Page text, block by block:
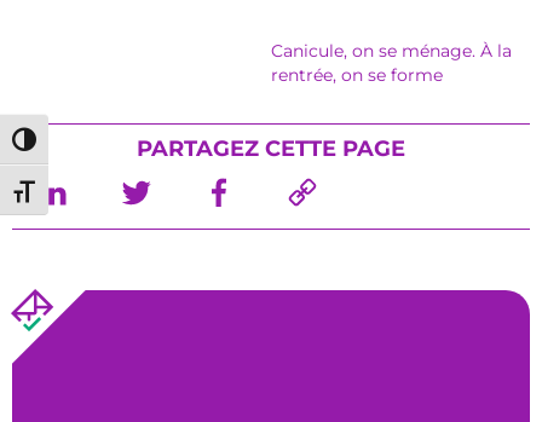
Passer en contraste élevé
Changer la taille de la police
Canicule, on se ménage. À la
rentrée, on se forme
PARTAGEZ CETTE PAGE